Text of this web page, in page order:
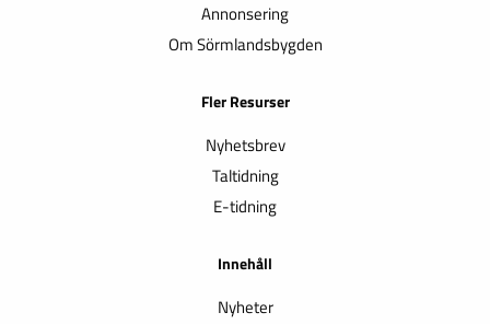
Annonsering
Om Sörmlandsbygden
Fler Resurser
Nyhetsbrev
Taltidning
E-tidning
Innehåll
Nyheter